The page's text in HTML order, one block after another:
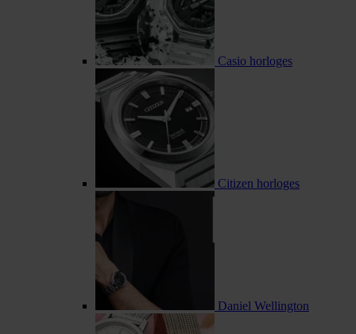
Casio horloges
Citizen horloges
Daniel Wellington